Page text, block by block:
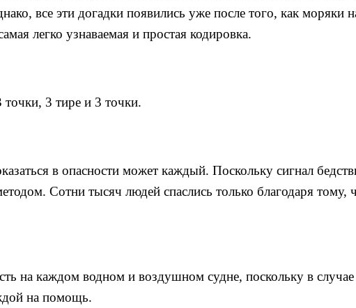
все эти догадки появились уже после того, как моряки
легко узнаваемая и простая кодировка.
3 тире и 3 точки.
в опасности может каждый. Поскольку сигнал
Сотни тысяч людей спаслись только благодаря
на каждом водном и воздушном судне, поскольку в
на помощь.